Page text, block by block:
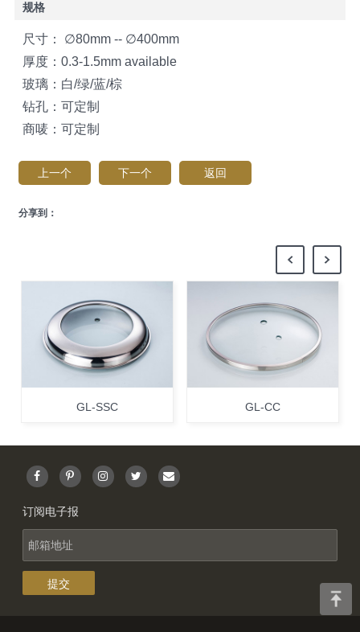
规格
尺寸： ∅80mm -- ∅400mm
厚度：0.3-1.5mm available
玻璃：白/绿/蓝/棕
钻孔：可定制
商唛：可定制
上一个 下一个 返回
分享到：
GL-SSC GL-CC
订阅电子报